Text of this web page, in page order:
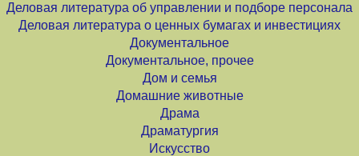
Деловая литература об управлении и подборе персонала
Деловая литература о ценных бумагах и инвестициях
Документальное
Документальное, прочее
Дом и семья
Домашние животные
Драма
Драматургия
Искусство